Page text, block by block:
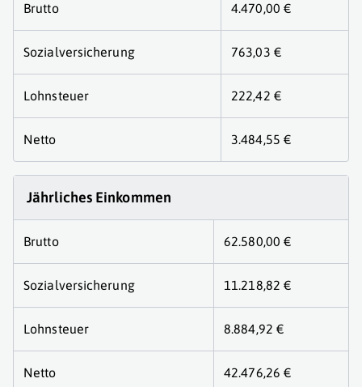
Brutto 4.470,00 €
Sozialversicherung 763,03 €
Lohnsteuer 222,42 €
Netto 3.484,55 €
Jährliches Einkommen
Brutto 62.580,00 €
Sozialversicherung 11.218,82 €
Lohnsteuer 8.884,92 €
Netto 42.476,26 €